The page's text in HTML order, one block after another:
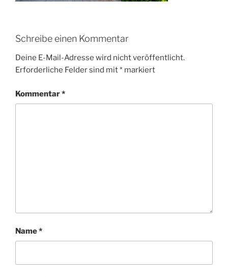
Schreibe einen Kommentar
Deine E-Mail-Adresse wird nicht veröffentlicht.
Erforderliche Felder sind mit* markiert
Kommentar*
Name*